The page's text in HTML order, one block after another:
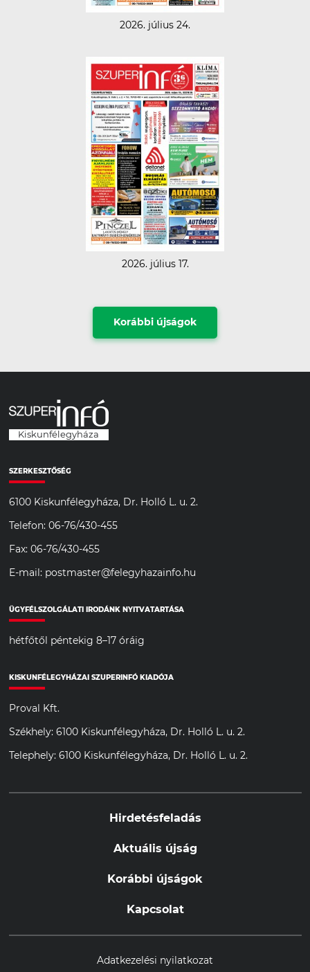
2026. július 24.
2026. július 17.
Korábbi újságok
Kiskunfélegyháza
SZERKESZTŐSÉG
6100 Kiskunfélegyháza, Dr. Holló L. u. 2.
Telefon: 06-76/430-455
Fax: 06-76/430-455
E-mail: postmaster@felegyhazainfo.hu
ÜGYFÉLSZOLGÁLATI IRODÁNK NYITVATARTÁSA
hétfőtől péntekig 8–17 óráig
KISKUNFÉLEGYHÁZAI SZUPERINFÓ KIADÓJA
Proval Kft.
Székhely: 6100 Kiskunfélegyháza, Dr. Holló L. u. 2.
Telephely: 6100 Kiskunfélegyháza, Dr. Holló L. u. 2.
Hirdetésfeladás
Aktuális újság
Korábbi újságok
Kapcsolat
Adatkezelési nyilatkozat